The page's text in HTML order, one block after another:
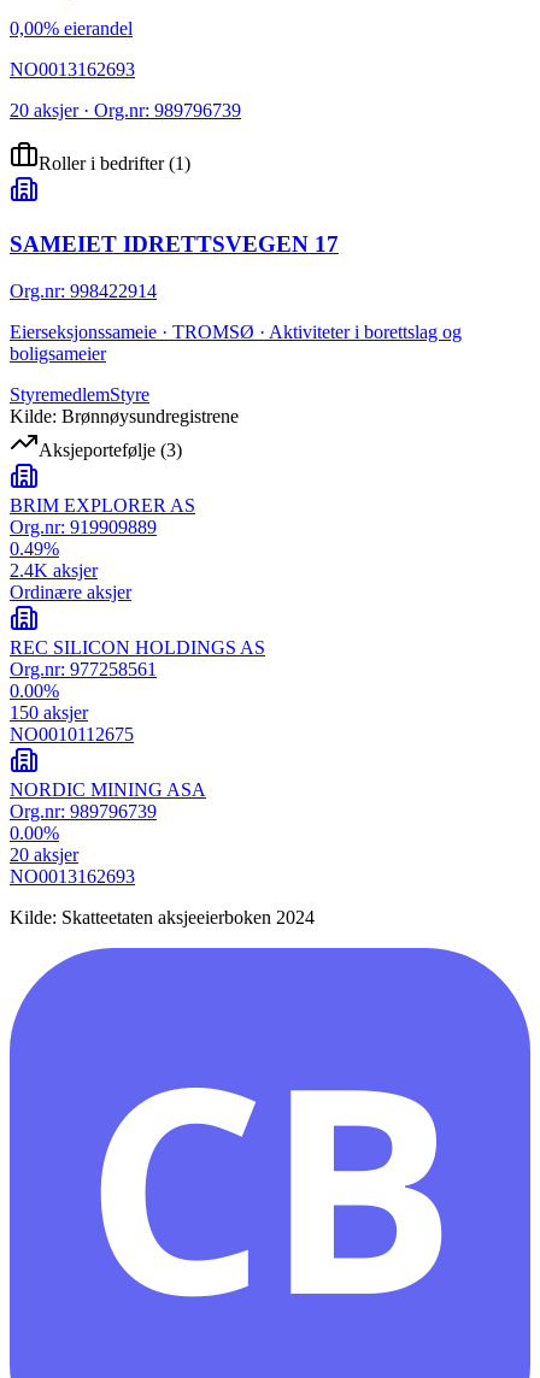
0,00% eierandel
NO0013162693
20 aksjer · Org.nr: 989796739
Roller i bedrifter(1)
SAMEIET IDRETTSVEGEN 17
Org.nr: 998422914
Eierseksjonssameie · TROMSØ · Aktiviteter i borettslag og
boligsameier
StyremedlemStyre
Kilde: Brønnøysundregistrene
Aksjeportefølje (3)
BRIM EXPLORER AS
Org.nr: 919909889
0.49%
2.4K aksjer
Ordinære aksjer
REC SILICON HOLDINGS AS
Org.nr: 977258561
0.00%
150 aksjer
NO0010112675
NORDIC MINING ASA
Org.nr: 989796739
0.00%
20 aksjer
NO0013162693
Kilde: Skatteetaten aksjeeierboken 2024
CB